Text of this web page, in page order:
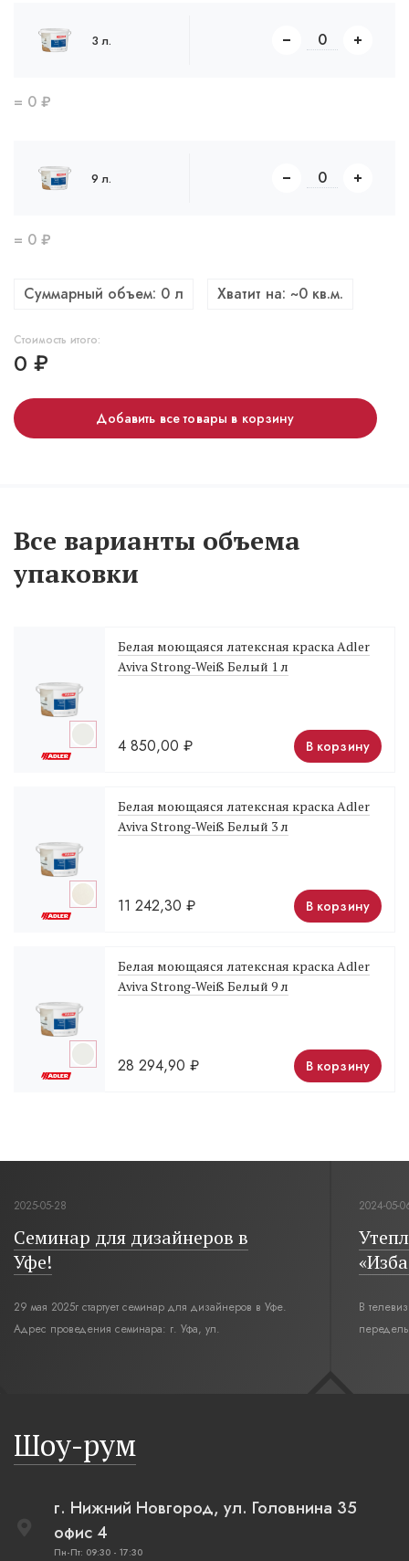
3 л.
= 0 ₽
9 л.
= 0 ₽
Суммарный объем: 0 л Хватит на: ~0 кв.м.
Стоимость итого:
0 ₽
Добавить все товары в корзину
Все варианты объема
упаковки
Белая моющаяся латексная краска Adler
Aviva Strong-Weiß Белый 1 л
4 850,00 ₽ В корзину
Белая моющаяся латексная краска Adler
Aviva Strong-Weiß Белый 3 л
11 242,30 ₽ В корзину
Белая моющаяся латексная краска Adler
Aviva Strong-Weiß Белый 9 л
28 294,90 ₽ В корзину
2025-05-28
Семинар для дизайнеров в
Уфе!
29 мая 2025г стартует семинар для дизайнеров в Уфе.
Адрес проведения семинара: г. Уфа, ул.
2024-05-
В
Шоу-рум
г. Нижний Новгород, ул. Головнина 35
офис 4
Пн-Пт: 09:30 - 17:30